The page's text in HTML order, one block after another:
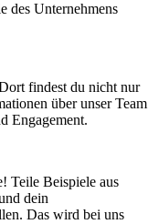
des Unternehmens
findest du nicht nur
über unser Team
Engagement.
Teile Beispiele aus
dein
Das wird bei uns